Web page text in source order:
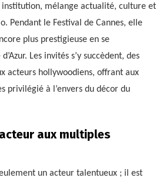
institution, mélange actualité, culture et
Pendant le Festival de Cannes, elle
plus prestigieuse en se
Les invités s’y succèdent, des
acteurs hollywoodiens, offrant aux
privilégié à l’envers du décor du
aux multiples
un acteur talentueux ; il est